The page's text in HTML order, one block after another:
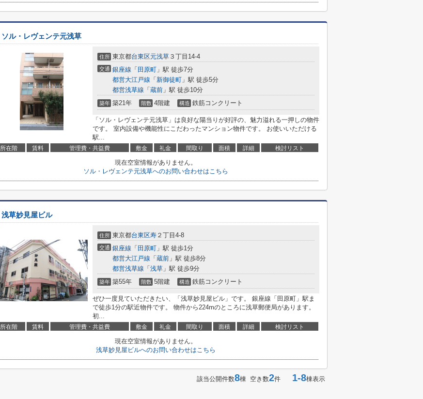
ソル・レヴェンテ元浅草
住所 東京都台東区元浅草 ３丁目14-4
交通 銀座線 「 田原町 」駅 徒歩7分
都営大江戸線 「 新御徒町 」駅 徒歩5分
都営浅草線 「 蔵前 」駅 徒歩10分
築年 築21年 階数 4階建 構造 鉄筋コンクリート
「ソル・レヴェンテ元浅草」は良好な陽当りが好評の、魅力溢れる一押しの物件
です。 室内設備や機能性にこだわったマンション物件です。 お使いいただける
駅...
所在階 賃料 管理費・共益費 敷金 礼金 間取り 面積 詳細 検討リスト
現在空室情報がありません。
ソル・レヴェンテ元浅草へのお問い合わせはこちら
浅草妙見屋ビル
住所 東京都台東区寿 ２丁目4-8
交通 銀座線 「 田原町 」駅 徒歩1分
都営大江戸線 「 蔵前 」駅 徒歩8分
都営浅草線 「 浅草 」駅 徒歩9分
築年 築55年 階数 5階建 構造 鉄筋コンクリート
ぜひ一度見ていただきたい、「浅草妙見屋ビル」です。 銀座線「田原町」駅ま
で徒歩1分の駅近物件です。 物件から224mのところに浅草郵便局があります。
初...
所在階 賃料 管理費・共益費 敷金 礼金 間取り 面積 詳細 検討リスト
現在空室情報がありません。
浅草妙見屋ビルへのお問い合わせはこちら
該当公開件数8棟 空き数2件 1-8棟表示